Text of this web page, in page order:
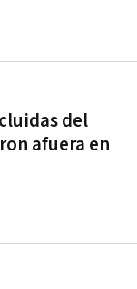
del
afuera en